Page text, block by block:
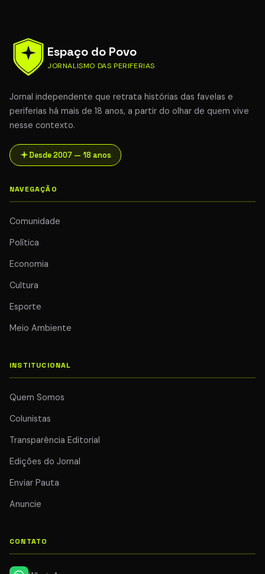
Espaço do Povo
JORNALISMO DAS PERIFERIAS
Jornal independente que retrata histórias das favelas e
periferias há mais de 18 anos, a partir do olhar de quem vive
nesse contexto.
Desde 2007 — 18 anos
NAVEGAÇÃO
Comunidade
Política
Economia
Cultura
Esporte
Meio Ambiente
INSTITUCIONAL
Quem Somos
Colunistas
Transparência Editorial
Edições do Jornal
Enviar Pauta
Anuncie
CONTATO